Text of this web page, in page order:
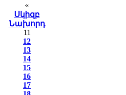
«
Սկիզբ
Նախորդ
11
12
13
14
15
16
17